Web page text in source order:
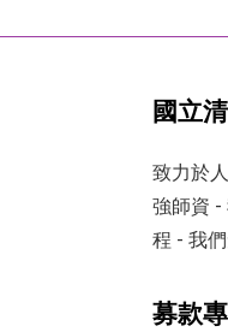
國立
致力於
強師資 -
程 - 我
募款